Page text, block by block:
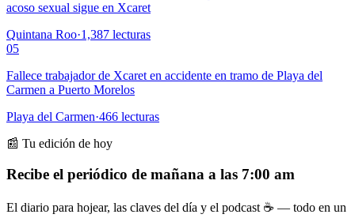
acoso sexual sigue en Xcaret
Quintana Roo·1,387 lecturas
05
Fallece trabajador de Xcaret en accidente en tramo de Playa del
Carmen a Puerto Morelos
Playa del Carmen·466 lecturas
📰 Tu edición de hoy
Recibe el periódico de mañana a las 7:00 am
El diario para hojear, las claves del día y el podcast ☕ — todo en un